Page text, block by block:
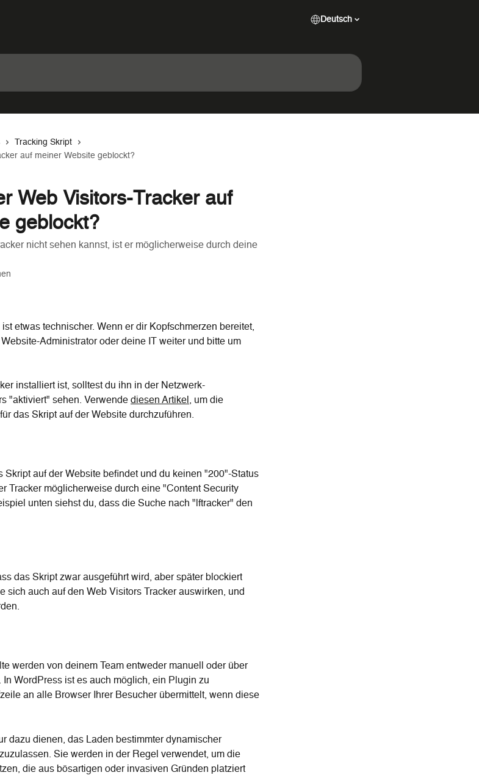
Deutsch
Tracking Skript
auf meiner Website geblockt?
Web Visitors-Tracker auf
geblockt?
nicht sehen kannst, ist er möglicherweise durch deine
etwas technischer. Wenn er dir Kopfschmerzen bereitet,
Administrator oder deine IT weiter und bitte um
installiert ist, solltest du ihn in der Netzwerk-
"aktiviert" sehen. Verwende diesen Artikel, um die
das Skript auf der Website durchzuführen.
Skript auf der Website befindet und du keinen "200"-Status
Tracker möglicherweise durch eine "Content Security
unten siehst du, dass die Suche nach "lftracker" den
das Skript zwar ausgeführt wird, aber später blockiert
sich auch auf den Web Visitors Tracker auswirken, und
werden von deinem Team entweder manuell oder über
WordPress ist es auch möglich, ein Plugin zu
an alle Browser Ihrer Besucher übermittelt, wenn diese
dazu dienen, das Laden bestimmter dynamischer
Sie werden in der Regel verwendet, um die
die aus bösartigen oder invasiven Gründen platziert